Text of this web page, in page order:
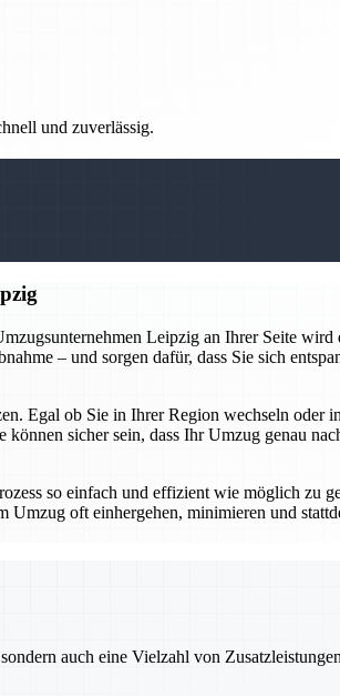
und zuverlässig.
Leipzig an Ihrer Seite wird
– und sorgen dafür, dass Sie sich
Egal ob Sie in Ihrer Region wechseln oder
sicher sein, dass Ihr Umzug genau
so einfach und effizient wie möglich zu
oft einhergehen, minimieren und
auch eine Vielzahl von